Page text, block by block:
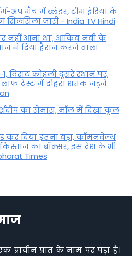
अप मैच में ब्लंडर, टीम इंडिया के
जारी - India TV Hindi
नहीं आना था', आकिब नबी के
ने दिया हैरान करने वाला
विराट कोहली दूसरे स्थान पर,
टेस्ट में दोहरा शतक जड़ने
का रोमांस, मॉल में द‍िखा कूल
दिया इतना बड़ा, कॉमनवेल्थ
का बॉक्सर, इस देश के भी
Times
प्राचीन प्रांत के नाम पर पड़ा है।